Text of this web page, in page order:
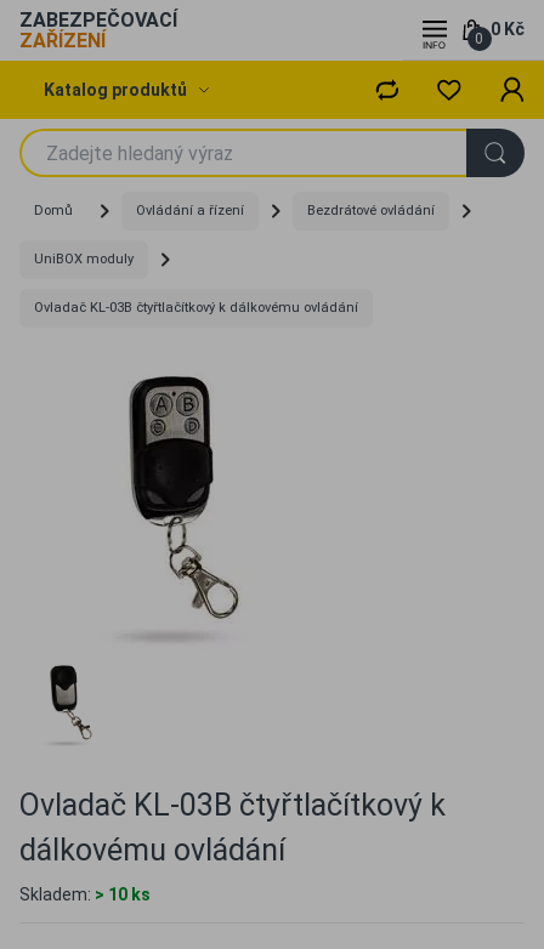
0 Kč
0
ZABEZPEČOVACÍ
ZAŘÍZENÍ
Katalog produktů
Domů Ovládání a řízení Bezdrátové ovládání
UniBOX moduly
Ovladač KL-03B čtyřtlačítkový k dálkovému ovládání
Ovladač KL-03B čtyřtlačítkový k
dálkovému ovládání
Skladem: > 10 ks